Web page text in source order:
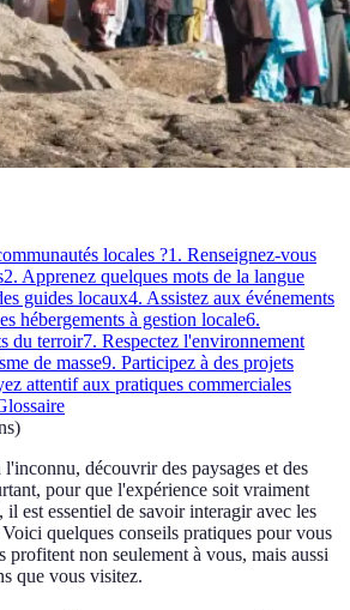
locales ?1. Renseignez-vous
2. Apprenez quelques mots de la langue
guides locaux4. Assistez aux événements
hébergements à gestion locale6.
du terroir7. Respectez l'environnement
de masse9. Participez à des projets
attentif aux pratiques commerciales
)
découvrir des paysages et des
pour que l'expérience soit vraiment
il est essentiel de savoir interagir avec les
Voici quelques conseils pratiques pour vous
profitent non seulement à vous, mais aussi
que vous visitez.